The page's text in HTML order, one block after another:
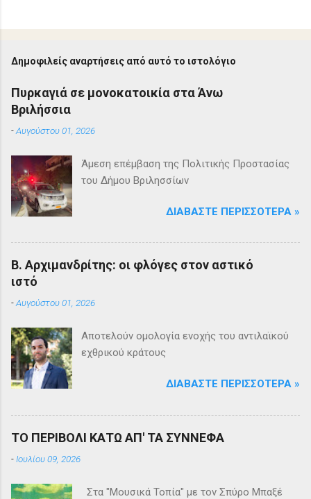
Δημοφιλείς αναρτήσεις από αυτό το ιστολόγιο
Πυρκαγιά σε μονοκατοικία στα Άνω
Βριλήσσια
-Αυγούστου 01, 2026
Άμεση επέμβαση της Πολιτικής Προστασίας
του Δήμου Βριλησσίων
ΔΙΑΒΆΣΤΕ ΠΕΡΙΣΣΌΤΕΡΑ »
Β. Αρχιμανδρίτης: οι φλόγες στον αστικό
ιστό
-Αυγούστου 01, 2026
Αποτελούν ομολογία ενοχής του αντιλαϊκού
εχθρικού κράτους
ΔΙΑΒΆΣΤΕ ΠΕΡΙΣΣΌΤΕΡΑ »
ΤΟ ΠΕΡΙΒΟΛΙ ΚΑΤΩ ΑΠ' ΤΑ ΣΥΝΝΕΦΑ
- Ιουλίου 09, 2026
Στα "Μουσικά Τοπία" με τον Σπύρο Μπαξέ